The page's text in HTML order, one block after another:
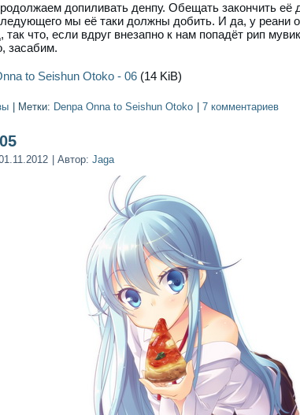
допиливать денпу. Обещать закончить её
мы её таки должны добить. И да, у реани
так что, если вдруг внезапно к нам попадёт рип
засабим.
to Seishun Otoko - 06 (14 KiB)
Метки: Denpa Onna to Seishun Otoko 7 комментариев
Автор: Jaga